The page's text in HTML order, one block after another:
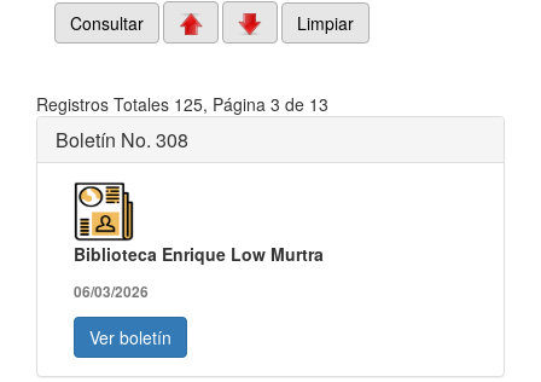
Consultar
Limpiar
Registros Totales 125, Página 3 de 13
Boletín No. 308
Biblioteca Enrique Low Murtra
06/03/2026
Ver boletín